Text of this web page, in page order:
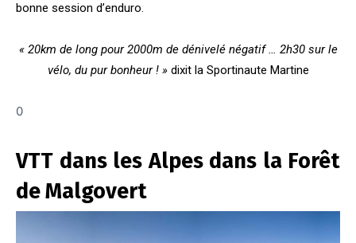
bonne session d’enduro.
« 20km de long pour 2000m de dénivelé négatif … 2h30 sur le
vélo, du pur bonheur ! »dixit la Sportinaute Martine
0
VTT dans les Alpes dans la Forêt
de Malgovert